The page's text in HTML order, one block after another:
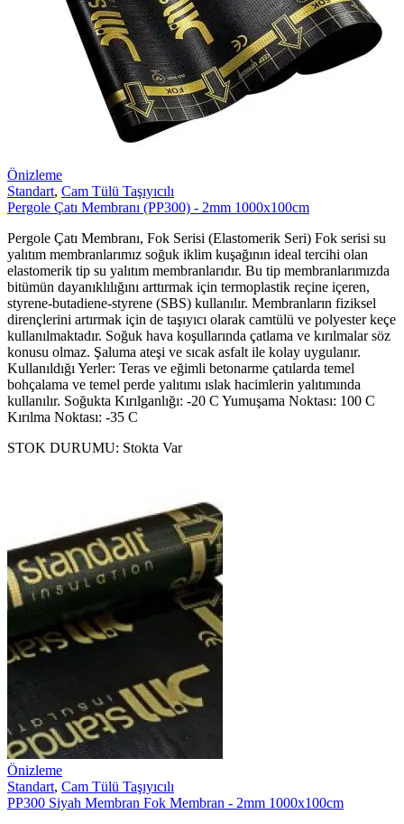
Önizleme
Standart, Cam Tülü Taşıyıcılı
Pergole Çatı Membranı (PP300) - 2mm 1000x100cm
Pergole Çatı Membranı, Fok Serisi (Elastomerik Seri) Fok serisi su
yalıtım membranlarımız soğuk iklim kuşağının ideal tercihi olan
elastomerik tip su yalıtım membranlarıdır. Bu tip membranlarımızda
bitümün dayanıklılığını arttırmak için termoplastik reçine içeren,
styrene-butadiene-styrene (SBS) kullanılır. Membranların fiziksel
dirençlerini artırmak için de taşıyıcı olarak camtülü ve polyester keçe
kullanılmaktadır. Soğuk hava koşullarında çatlama ve kırılmalar söz
konusu olmaz. Şaluma ateşi ve sıcak asfalt ile kolay uygulanır.
Kullanıldığı Yerler: Teras ve eğimli betonarme çatılarda temel
bohçalama ve temel perde yalıtımı ıslak hacimlerin yalıtımında
kullanılır. Soğukta Kırılganlığı: -20 C Yumuşama Noktası: 100 C
Kırılma Noktası: -35 C
STOK DURUMU: Stokta Var
Önizleme
Standart, Cam Tülü Taşıyıcılı
PP300 Siyah Membran Fok Membran - 2mm 1000x100cm